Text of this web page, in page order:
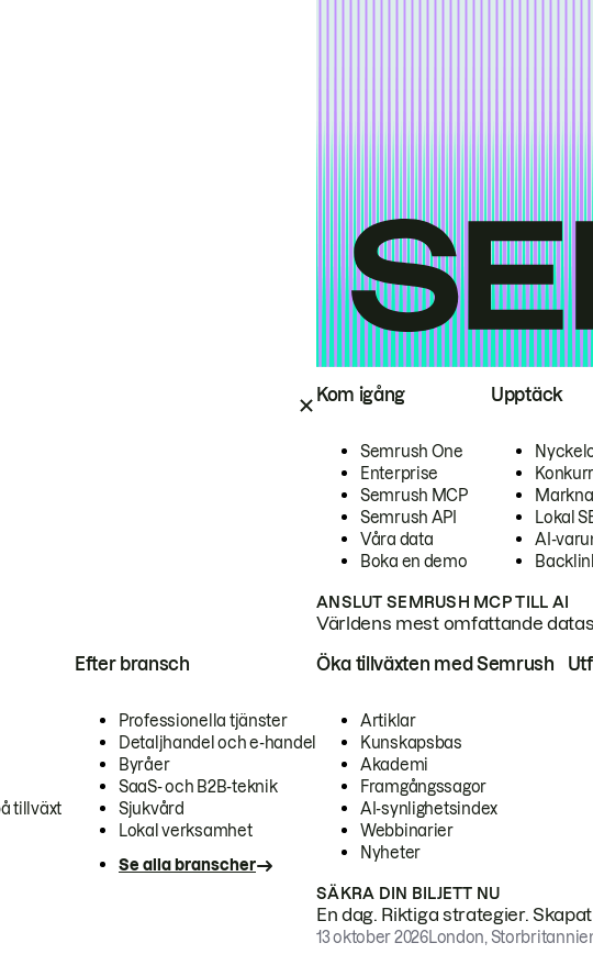
Kom igång
Semrush One
Enterprise
Semrush MCP
Semrush API
Våra data
Boka en demo
Upptäck
Lokal
AI-
ANSLUT SEMRUSH MCP TILL AI
Världens mest omfattande
tillväxt
Efter bransch
Professionella tjänster
Detaljhandel och e-handel
Byråer
SaaS- och B2B-teknik
Sjukvård
Lokal verksamhet
Se alla branscher
Öka tillväxten med Semrush
Artiklar
Kunskapsbas
Akademi
Framgångssagor
AI-synlighetsindex
Webbinarier
Nyheter
SÄKRA DIN BILJETT NU
En dag. Riktiga strategier.
13 oktober 2026London,